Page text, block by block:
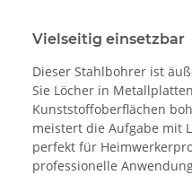
Vielseitig einsetzbar
Dieser Stahlbohrer ist
Sie Löcher in
Kunststoffoberflächen
meistert die Aufgabe mit
perfekt für
professionelle